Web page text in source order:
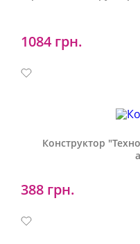
1084 грн.
Артикул:
Конструктор
388 грн.
Артикул: